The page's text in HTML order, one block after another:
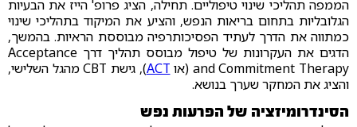
הממפה תהליכי שינוי טיפוליים. תחילה, הציג פרופ' הייז את הבעיות
הגלובליות בתחום בריאות הנפש, והציע את המיקוד בתהליכי שינוי
כמתווה את הדרך לעתיד הפסיכותרפיה מבוססת הראיות. בהמשך,
הדגים את העקרונות של טיפול מבוסס תהליך דרך Acceptance
and Commitment Therapy (או
ACT
), גישת CBT מהגל השלישי,
והציג את המחקר שערך בנושא.
הסינדרומיזציה של הפרעות נפש